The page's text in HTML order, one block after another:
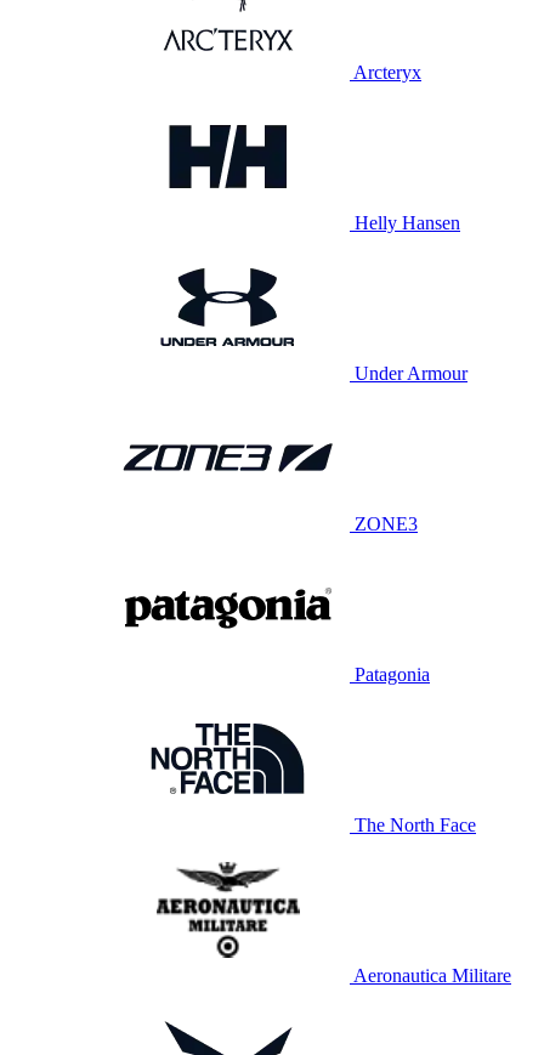
Arcteryx
Helly Hansen
Under Armour
ZONE3
Patagonia
The North Face
Aeronautica Militare